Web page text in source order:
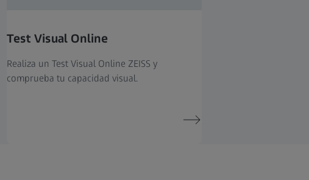
Test Visual Online
Realiza un Test Visual Online ZEISS y
comprueba tu capacidad visual.